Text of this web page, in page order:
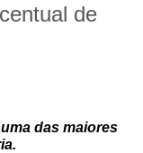
de
das maiores